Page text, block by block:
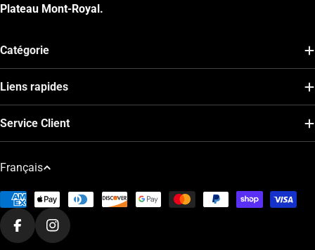
Plateau Mont-Royal.
Catégorie
Liens rapides
Service Client
L
n
g
u
Français
Modes
de
paiement
FacebookInstagram